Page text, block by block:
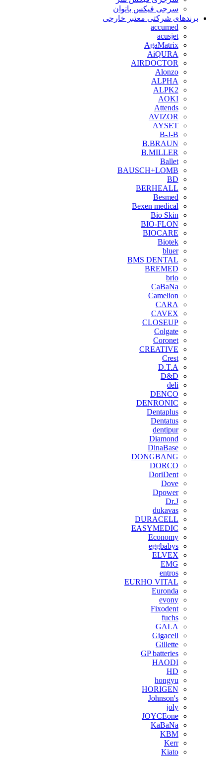
سرجی فیکس بانوان
برندهای شرکتی معتبر خارجی
accumed
acusjet
AgaMatrix
AiQURA
AIRDOCTOR
Alonzo
ALPHA
ALPK2
AOKI
Attends
AVIZOR
AYSET
B-J-B
B.BRAUN
B.MILLER
Ballet
BAUSCH+LOMB
BD
BERHEALL
Besmed
Bexen medical
Bio Skin
BIO-FLON
BIOCARE
Biotek
bluer
BMS DENTAL
BREMED
brio
CaBaNa
Camelion
CARA
CAVEX
CLOSEUP
Colgate
Coronet
CREATIVE
Crest
D.T.A
D&D
deli
DENCO
DENRONIC
Dentaplus
Dentatus
dentipur
‌Diamond
DinaBase
DONGBANG
DORCO
DoriDent
Dove
Dpower
Dr.J
dukavas
DURACELL
EASYMEDIC
Economy
eggbabys
ELVEX
EMG
entros
EURHO VITAL
Euronda
evony
Fixodent
fuchs
GALA
Gigacell
Gillette
GP batteries
HAODI
HD
hongyu
HORIGEN
Johnson's
joly
JOYCEone
KaBaNa
KBM
Kerr
Kiato